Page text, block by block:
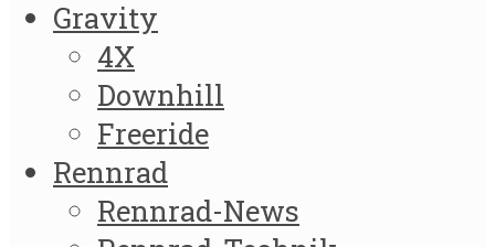
Gravity
4X
Downhill
Freeride
Rennrad
Rennrad-News